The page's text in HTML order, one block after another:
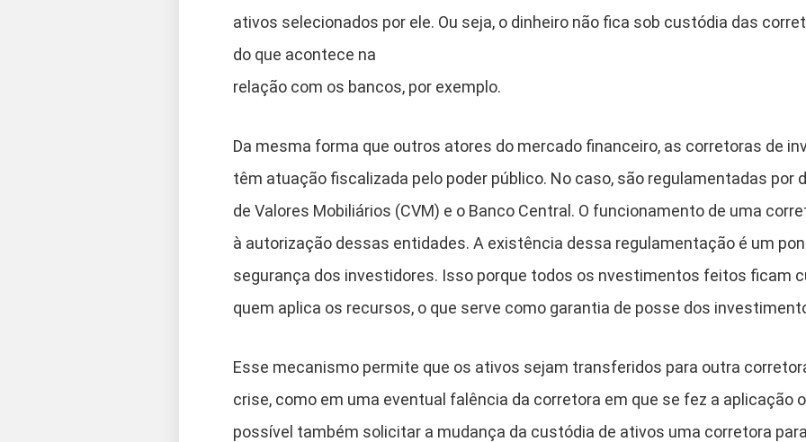
ativos selecionados por ele. Ou seja, o dinheiro não fica sob custódia das
do que acontece na
relação com os bancos, por exemplo.
Da mesma forma que outros atores do mercado financeiro, as corretoras de
têm atuação fiscalizada pelo poder público. No caso, são regulamentadas por
de Valores Mobiliários (CVM) e o Banco Central. O funcionamento de uma
à autorização dessas entidades. A existência dessa regulamentação é um
segurança dos investidores. Isso porque todos os nvestimentos feitos ficam
quem aplica os recursos, o que serve como garantia de posse dos
Esse mecanismo permite que os ativos sejam transferidos para outra
crise, como em uma eventual falência da corretora em que se fez a aplicação
possível também solicitar a mudança da custódia de ativos uma corretora